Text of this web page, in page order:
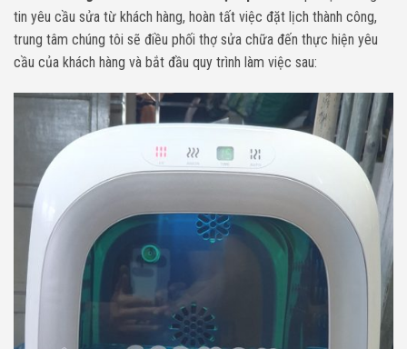
tin yêu cầu sửa từ khách hàng, hoàn tất việc đặt lịch thành công,
trung tâm chúng tôi sẽ điều phối thợ sửa chữa đến thực hiện yêu
cầu của khách hàng và bắt đầu quy trình làm việc sau: